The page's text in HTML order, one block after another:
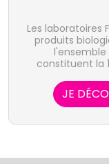
Les laboratoires
produits
l'ensemble
constituent la
JE